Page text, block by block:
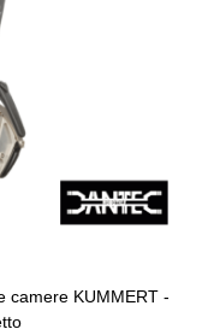
camere KUMMERT -